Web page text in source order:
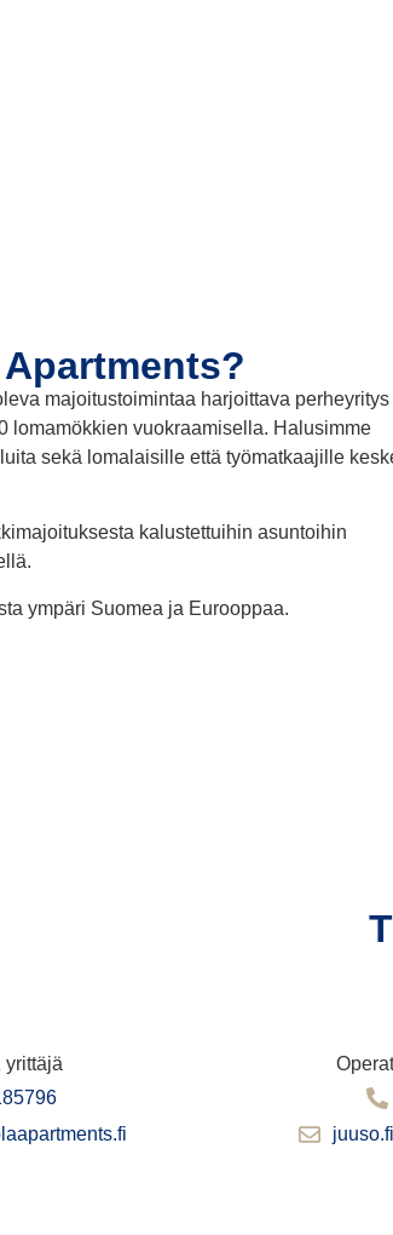
majoitustoimintaa harjoittava perheyritys
lomamökkien vuokraamisella. Halusimme
sekä lomalaisille että työmatkaajille
kalustettuihin asuntoihin
ympäri Suomea ja Eurooppaa.
yrittäjä